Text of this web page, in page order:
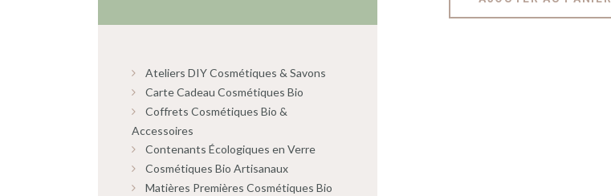
Ateliers DIY Cosmétiques & Savons
Carte Cadeau Cosmétiques Bio
Coffrets Cosmétiques Bio &
Accessoires
Contenants Écologiques en Verre
Cosmétiques Bio Artisanaux
Matières Premières Cosmétiques Bio